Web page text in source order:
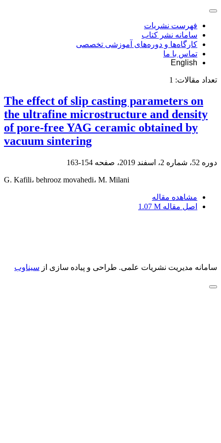
فهرست نشریات
سامانه نشر کتاب
کارگاه‌ها و دوره‌های آموزشی تخصصی
تماس با ما
English
تعداد مقالات: 1
The effect of slip casting parameters on
the ultrafine microstructure and density
of pore-free YAG ceramic obtained by
vacuum sintering
دوره 52، شماره 2، اسفند 2019، صفحه 154-163
G. Kafili، behrooz movahedi، M. Milani
مشاهده مقاله
اصل مقاله 1.07 M
سامانه مدیریت نشریات علمی. طراحی و پیاده سازی از سیناوب